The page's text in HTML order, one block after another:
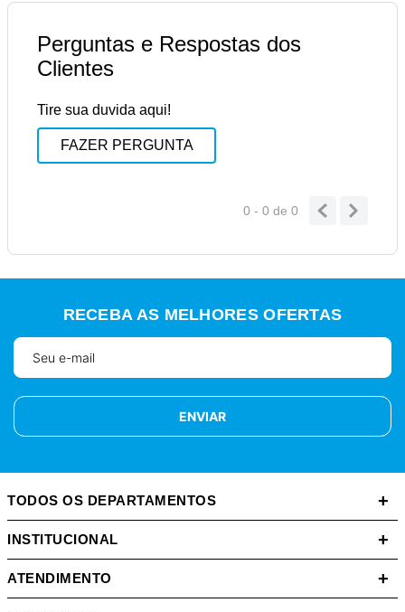
Perguntas e Respostas dos
Clientes
Tire sua duvida aqui!
FAZER PERGUNTA
0 - 0 de 0
RECEBA AS MELHORES OFERTAS
ENVIAR
TODOS OS DEPARTAMENTOS +
INSTITUCIONAL +
ATENDIMENTO +